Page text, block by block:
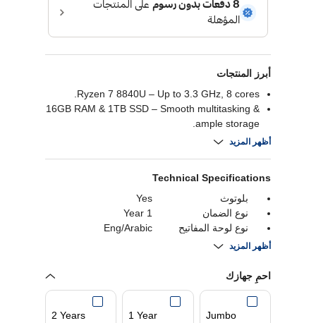
أبرز المنتجات
Ryzen 7 8840U – Up to 3.3 GHz, 8 cores.
16GB RAM & 1TB SSD – Smooth multitasking &
ample storage.
16" 2K Display – Sharp visuals with anti-glare.
Fast Charging – 50% in 30 minutes.
أظهر المزيد
Technical Specifications
بلوتوث
Yes
نوع الضمان
1 Year
نوع لوحة المفاتيح
Eng/Arabic
منافذ HDMI
ذاكرة التخزين المؤقت
الرامات " الذاكرة
16 GB
أظهر المزيد
احمِ جهازك
Jumbo
1 Year
2 Years